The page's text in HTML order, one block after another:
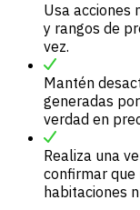
Usa acciones
y rangos de
vez.
Mantén
generadas
verdad en
Realiza una
confirmar que
habitaciones